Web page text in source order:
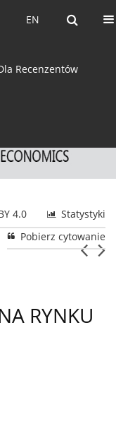
EN EN
PL
Recenzentów
ISSN: 0044-1600
Statystyki
4.0
Pobierz cytowanie
RYNKU